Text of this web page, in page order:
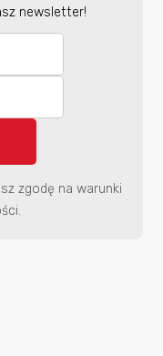
newsletter!
zgodę na warunki